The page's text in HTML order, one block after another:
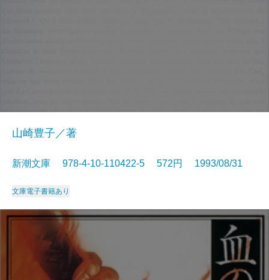
山崎豊子／著
新潮文庫 978-4-10-110422-5 572円 1993/08/31
文庫電子書籍あり